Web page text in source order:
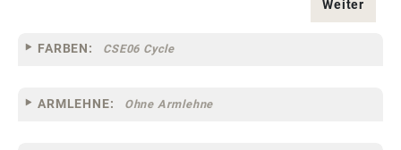
Weiter
FARBEN: CSE06 Cycle
ARMLEHNE: Ohne Armlehne